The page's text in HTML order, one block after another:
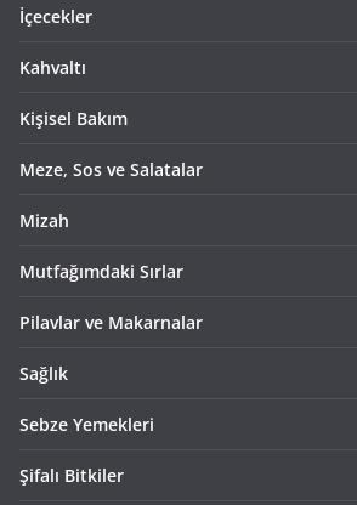
İçecekler
Kahvaltı
Kişisel Bakım
Meze, Sos ve Salatalar
Mizah
Mutfağımdaki Sırlar
Pilavlar ve Makarnalar
Sağlık
Sebze Yemekleri
Şifalı Bitkiler